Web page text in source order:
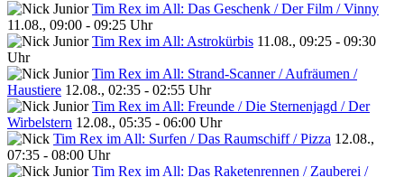
Tim Rex im All: Das Geschenk / Der Film / Vinny
11.08., 09:00 - 09:25 Uhr
Tim Rex im All: Astrokürbis 11.08., 09:25 - 09:30
Uhr
Tim Rex im All: Strand-Scanner / Aufräumen /
Haustiere 12.08., 02:35 - 02:55 Uhr
Tim Rex im All: Freunde / Die Sternenjagd / Der
Wirbelstern 12.08., 05:35 - 06:00 Uhr
Tim Rex im All: Surfen / Das Raumschiff / Pizza 12.08.,
07:35 - 08:00 Uhr
Tim Rex im All: Das Raketenrennen / Zauberei /